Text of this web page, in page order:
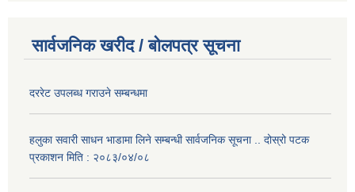
सार्वजनिक खरीद / बोलपत्र सूचना
दररेट उपलब्ध गराउने सम्बन्धमा
हलुका सवारी साधन भाडामा लिने सम्बन्धी सार्वजनिक सूचना .. दोस्रो पटक
प्रकाशन मिति : २०८३/०४/०८